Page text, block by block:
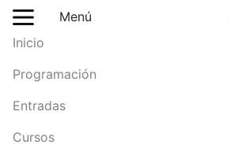
Menú
Inicio
Programación
Entradas
Cursos